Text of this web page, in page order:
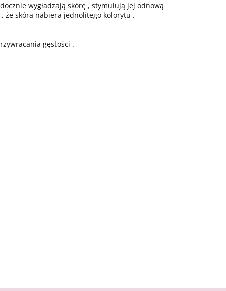
wygładzają skórę , stymulują jej odnową
że skóra nabiera jednolitego kolorytu .
gęstości .